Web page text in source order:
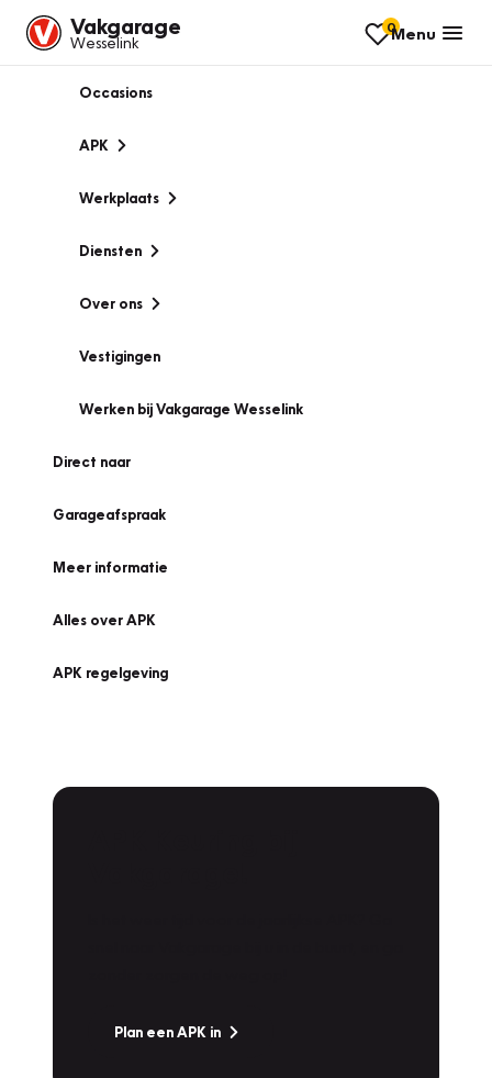
Vakgarage
Wesselink
0Menu
Occasions
APK
Werkplaats
Diensten
Over ons
Vestigingen
Werken bij Vakgarage Wesselink
Direct naar
Garageafspraak
Meer informatie
Alles over APK
APK regelgeving
Plan een APK in